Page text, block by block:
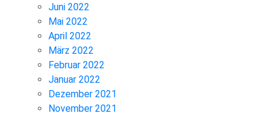
Juni 2022
Mai 2022
April 2022
März 2022
Februar 2022
Januar 2022
Dezember 2021
November 2021